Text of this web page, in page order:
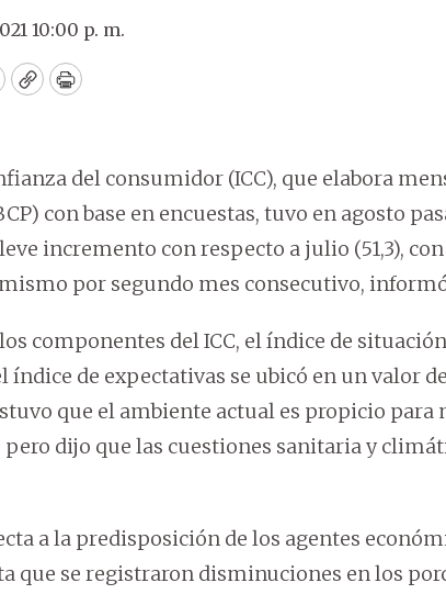
10:00 p. m.
CopyPrint
del consumidor (ICC), que elabora
con base en encuestas, tuvo en agosto
incremento con respecto a julio (51,3),
por segundo mes consecutivo,
componentes del ICC, el índice de
índice de expectativas se ubicó en un valor
que el ambiente actual es propicio
dijo que las cuestiones sanitaria y
a la predisposición de los agentes
que se registraron disminuciones en los